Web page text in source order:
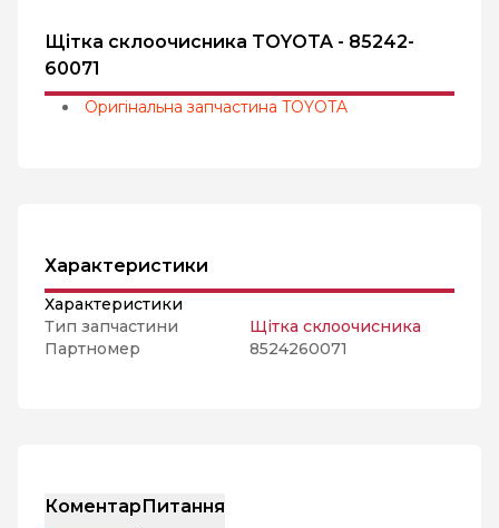
Щітка склоочисника TOYOTA - 85242-
60071
Оригінальна запчастина TOYOTA
Характеристики
Характеристики
Тип запчастини
Щітка склоочисника
Партномер
8524260071
КоментарПитання